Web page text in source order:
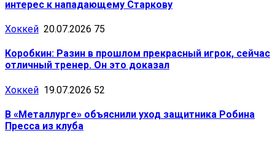
интерес к нападающему Старкову
Хоккей 20.07.2026 75
Коробкин: Разин в прошлом прекрасный игрок, сейчас
отличный тренер. Он это доказал
Хоккей 19.07.2026 52
В «Металлурге» объяснили уход защитника Робина
Пресса из клуба